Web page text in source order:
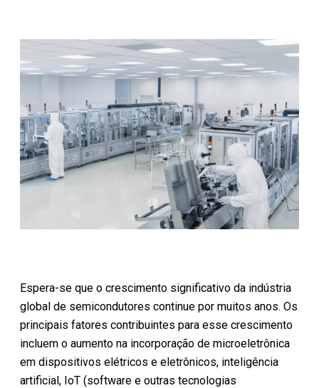
Espera-se que o crescimento significativo da indústria
global de semicondutores continue por muitos anos. Os
principais fatores contribuintes para esse crescimento
incluem o aumento na incorporação de microeletrônica
em dispositivos elétricos e eletrônicos, inteligência
artificial, IoT (software e outras tecnologias